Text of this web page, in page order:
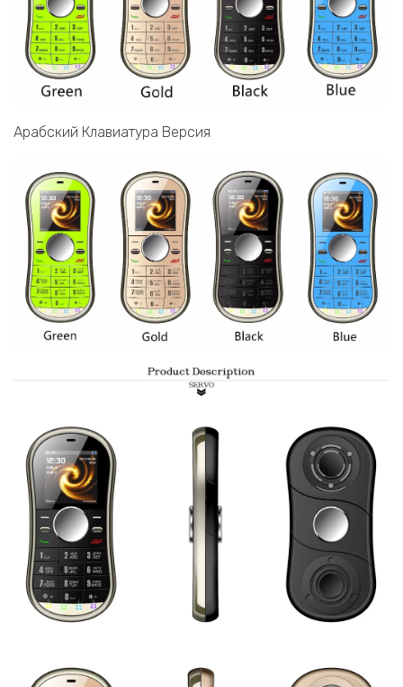
Арабский Клавиатура Версия